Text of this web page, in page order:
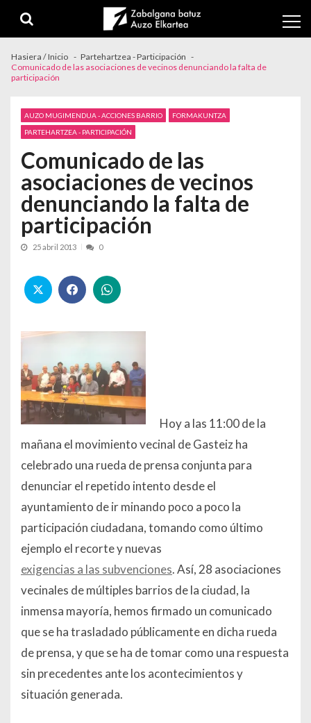
Hasiera / Inicio
Partehartzea - Participación
Comunicado de las asociaciones de vecinos denunciando la falta de
participación
AUZO MUGIMENDUA - ACCIONES BARRIO
FORMAKUNTZA
PARTEHARTZEA - PARTICIPACIÓN
Comunicado de las
asociaciones de vecinos
denunciando la falta de
participación
25 abril 2013 0
Hoy a las 11:00 de la
mañana el movimiento vecinal de Gasteiz ha
celebrado una rueda de prensa conjunta para
denunciar el repetido intento desde el
ayuntamiento de ir minando poco a poco la
participación ciudadana, tomando como último
ejemplo el recorte y nuevas
exigencias a las subvenciones. Así, 28 asociaciones
vecinales de múltiples barrios de la ciudad, la
inmensa mayoría, hemos firmado un comunicado
que se ha trasladado públicamente en dicha rueda
de prensa, y que se ha de tomar como una respuesta
sin precedentes ante los acontecimientos y
situación generada.